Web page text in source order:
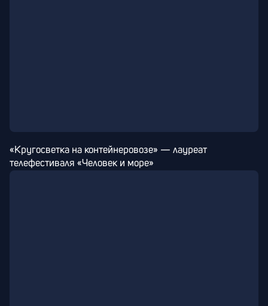
«Кругосветка на контейнеровозе» — лауреат
телефестиваля «Человек и море»